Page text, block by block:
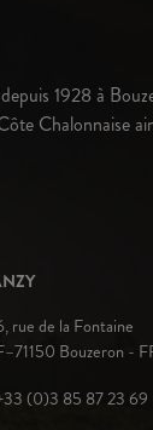
1928 à
Chalonnaise
rue de la Fontaine
Bouzeron -
(0)3 85 87 23 69